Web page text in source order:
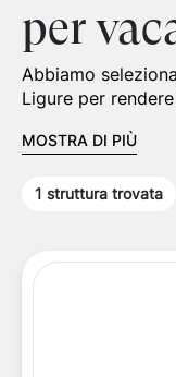
per
Abbiamo
Ligure per
MOSTRA DI PIÙ
1 struttura trovata